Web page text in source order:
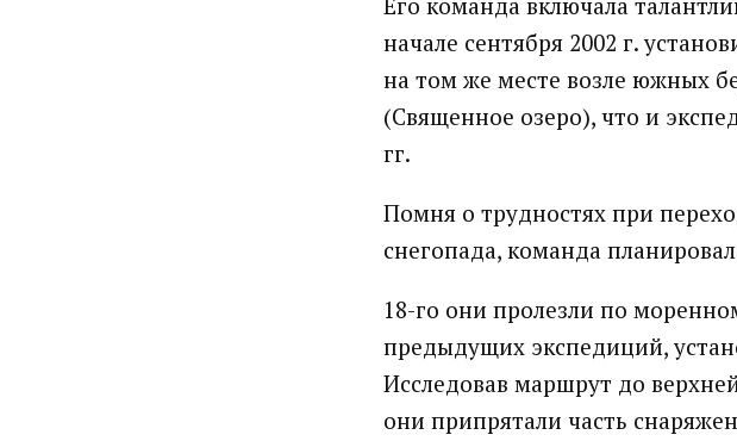
начале сентября 2002 г.
на том же месте возле южных
(Священное озеро), что и
гг.
Помня о трудностях при
снегопада, команда
18-го они пролезли по
предыдущих экспедиций,
Исследовав маршрут до
они припрятали часть